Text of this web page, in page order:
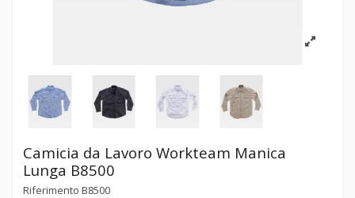
Camicia da Lavoro Workteam Manica
Lunga B8500
Riferimento B8500